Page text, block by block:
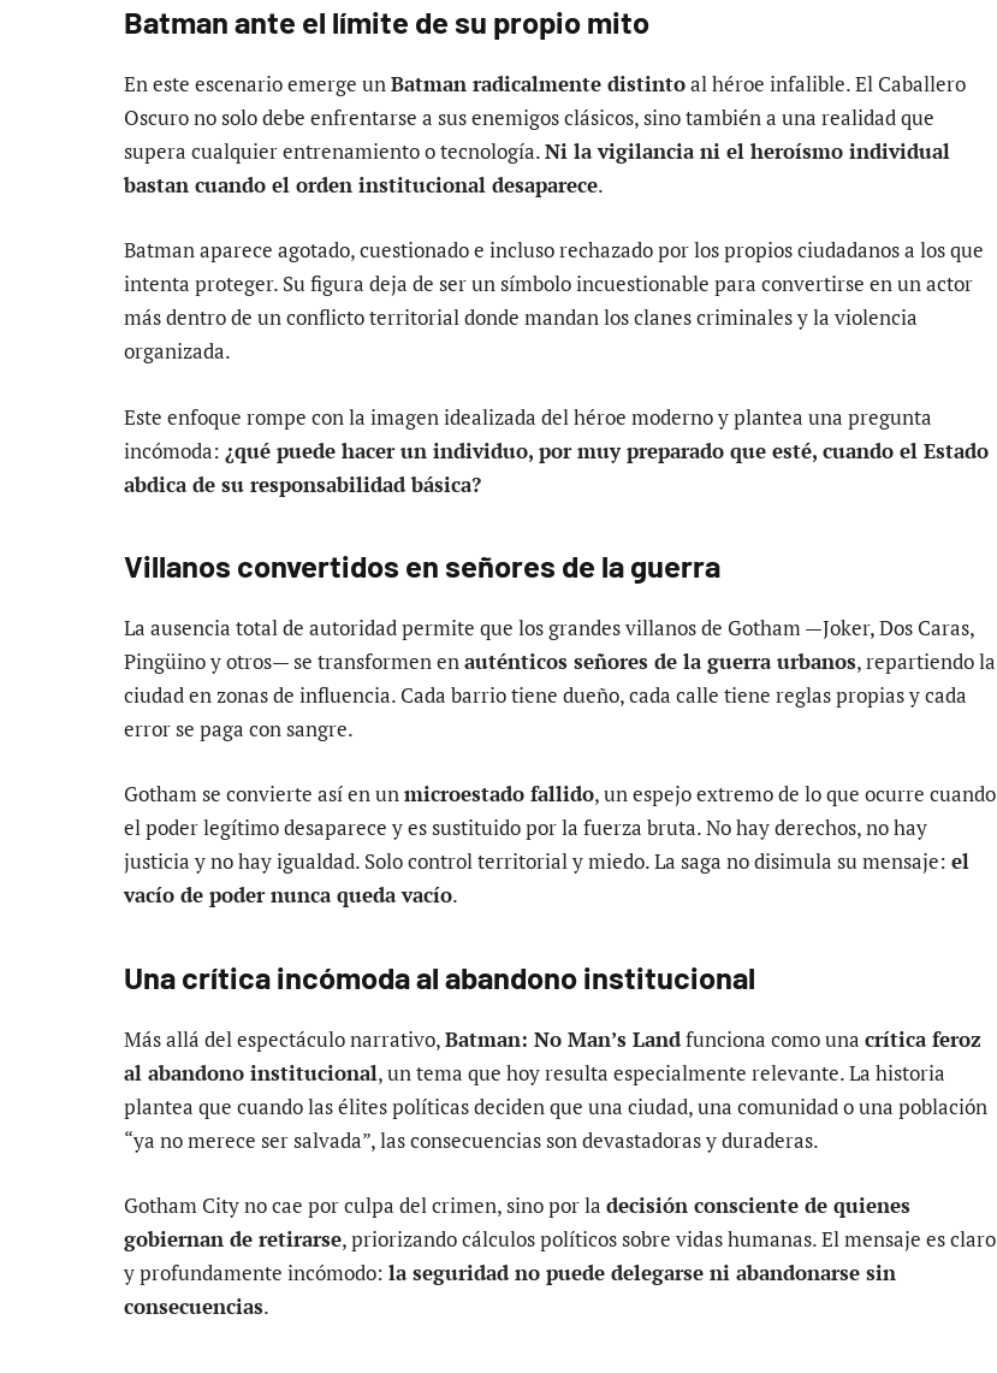
Batman ante el límite de su propio mito
En este escenario emerge unBatman radicalmente distintoal héroe infalible. El Caballero
Oscuro no solo debe enfrentarse a sus enemigos clásicos, sino también a una realidad que
supera cualquier entrenamiento o tecnología.Ni la vigilancia ni el heroísmo individual
bastan cuando el orden institucional desaparece.
Batman aparece agotado, cuestionado e incluso rechazado por los propios ciudadanos a los que
intenta proteger. Su figura deja de ser un símbolo incuestionable para convertirse en un actor
más dentro de un conflicto territorial donde mandan los clanes criminales y la violencia
organizada.
Este enfoque rompe con la imagen idealizada del héroe moderno y plantea una pregunta
incómoda: ¿qué puede hacer un individuo, por muy preparado que esté, cuando el Estado
abdica de su responsabilidad básica?
Villanos convertidos en señores de la guerra
La ausencia total de autoridad permite que los grandes villanos de Gotham —Joker, Dos Caras,
Pingüino y otros— se transformen enauténticos señores de la guerra urbanos, repartiendo la
ciudad en zonas de influencia. Cada barrio tiene dueño, cada calle tiene reglas propias y cada
error se paga con sangre.
Gotham se convierte así en unmicroestado fallido, un espejo extremo de lo que ocurre cuando
el poder legítimo desaparece y es sustituido por la fuerza bruta. No hay derechos, no hay
justicia y no hay igualdad. Solo control territorial y miedo. La saga no disimula su mensaje: el
vacío de poder nunca queda vacío.
Una crítica incómoda al abandono institucional
Más allá del espectáculo narrativo,Batman: No Man’s Landfunciona como una crítica feroz
al abandono institucional, un tema que hoy resulta especialmente relevante. La historia
plantea que cuando las élites políticas deciden que una ciudad, una comunidad o una población
“ya no merece ser salvada”, las consecuencias son devastadoras y duraderas.
Gotham City no cae por culpa del crimen, sino por la decisión consciente de quienes
gobiernan de retirarse, priorizando cálculos políticos sobre vidas humanas. El mensaje es claro
y profundamente incómodo: la seguridad no puede delegarse ni abandonarse sin
consecuencias.